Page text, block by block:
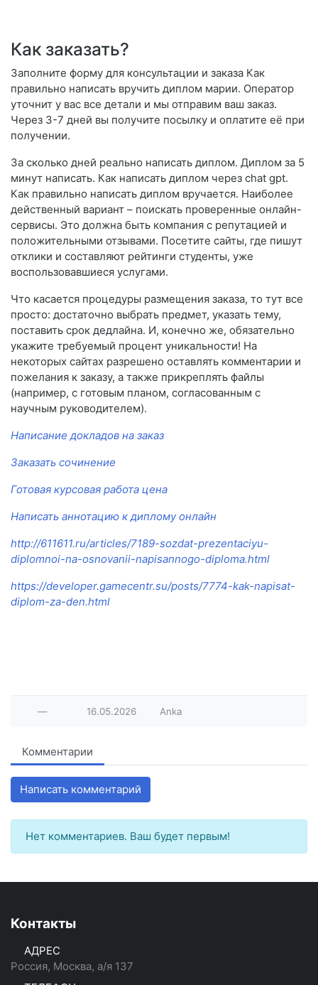
Как заказать?
Заполните форму для консультации и заказа Как
правильно написать вручить диплом марии. Оператор
уточнит у вас все детали и мы отправим ваш заказ.
Через 3-7 дней вы получите посылку и оплатите её при
получении.
За сколько дней реально написать диплом. Диплом за 5
минут написать. Как написать диплом через chat gpt.
Как правильно написать диплом вручается. Наиболее
действенный вариант – поискать проверенные онлайн-
сервисы. Это должна быть компания с репутацией и
положительными отзывами. Посетите сайты, где пишут
отклики и составляют рейтинги студенты, уже
воспользовавшиеся услугами.
Что касается процедуры размещения заказа, то тут все
просто: достаточно выбрать предмет, указать тему,
поставить срок дедлайна. И, конечно же, обязательно
укажите требуемый процент уникальности! На
некоторых сайтах разрешено оставлять комментарии и
пожелания к заказу, а также прикреплять файлы
(например, с готовым планом, согласованным с
научным руководителем).
Написание докладов на заказ
Заказать сочинение
Готовая курсовая работа цена
Написать аннотацию к диплому онлайн
http://611611.ru/articles/7189-sozdat-prezentaciyu-
diplomnoi-na-osnovanii-napisannogo-diploma.html
https://developer.gamecentr.su/posts/7774-kak-napisat-
diplom-za-den.html
— 16.05.2026 Anka
Комментарии
Написать комментарий
Нет комментариев. Ваш будет первым!
Контакты
АДРЕС
Россия, Москва, а/я 137